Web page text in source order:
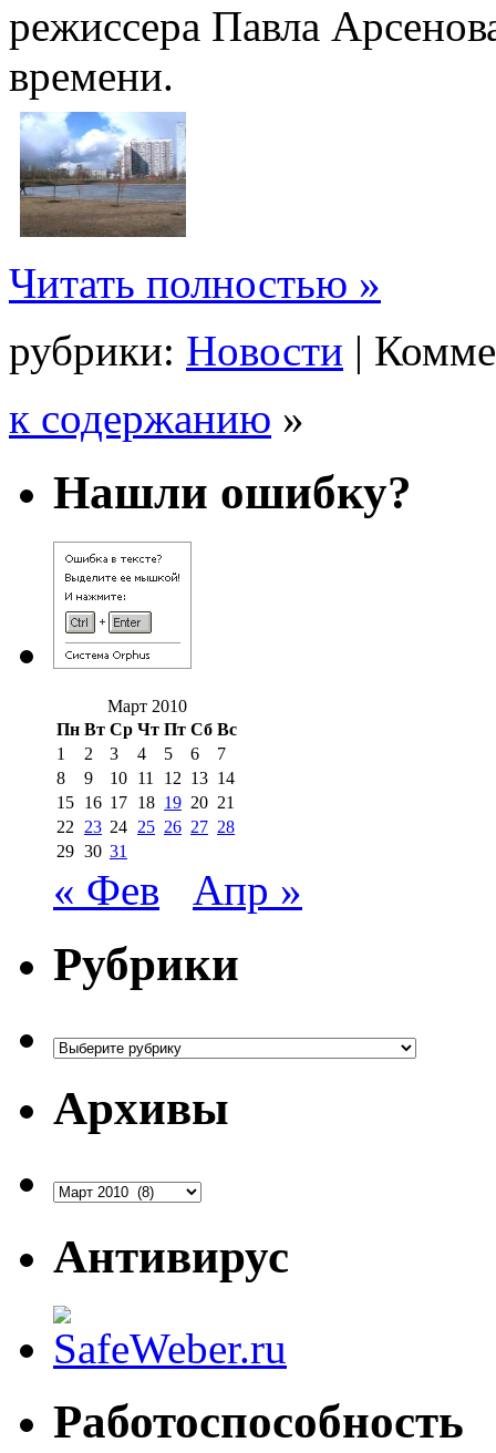
режиссера Павла
времени.
Читать полностью »
рубрики: Новости |
к содержанию »
Нашли ошибку?
Март 2010
Пн Вт Ср Чт Пт Сб Вс
1
2 3 4 5 6
7
8
9 10 11 12 13 14
15 16 17 18 19 20 21
22
23 24 25 26 27 28
29 30 31
« Фев Апр »
Рубрики
Рубрики
Архивы
Антивирус
Работоспособность